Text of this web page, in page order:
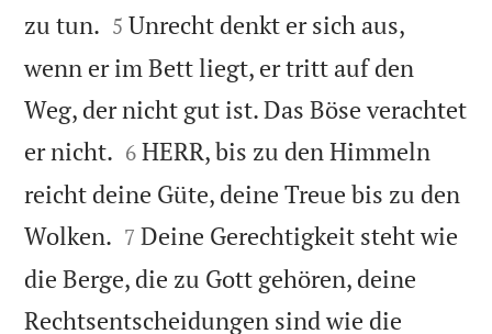
zu tun. 

5 Unrecht denkt er sich aus,
wenn er im Bett liegt, er tritt auf den
Weg, der nicht gut ist. Das Böse verachtet
er nicht. 

6 HERR, bis zu den Himmeln
reicht deine Güte, deine Treue bis zu den
Wolken. 

7 Deine Gerechtigkeit steht wie
die Berge, die zu Gott gehören, deine
Rechtsentscheidungen sind wie die